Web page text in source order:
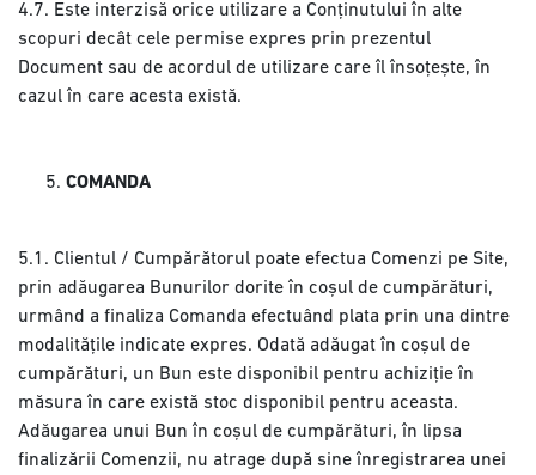
4.7. Este interzisă orice utilizare a Conținutului în alte
scopuri decât cele permise expres prin prezentul
Document sau de acordul de utilizare care îl însoțește, în
cazul în care acesta există.
COMANDA
5.1. Clientul / Cumpărătorul poate efectua Comenzi pe Site,
prin adăugarea Bunurilor dorite în coșul de cumpărături,
urmând a finaliza Comanda efectuând plata prin una dintre
modalitățile indicate expres. Odată adăugat în coșul de
cumpărături, un Bun este disponibil pentru achiziție în
măsura în care există stoc disponibil pentru aceasta.
Adăugarea unui Bun în coșul de cumpărături, în lipsa
finalizării Comenzii, nu atrage după sine înregistrarea unei